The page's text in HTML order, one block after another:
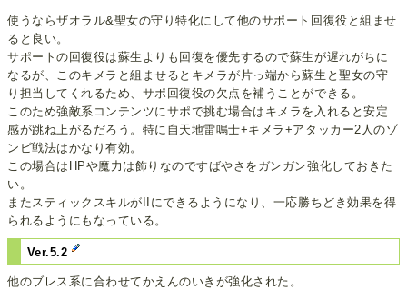
使うならザオラル&聖女の守り特化にして他のサポート回復役と組ませ
ると良い。
サポートの回復役は蘇生よりも回復を優先するので蘇生が遅れがちに
なるが、このキメラと組ませるとキメラが片っ端から蘇生と聖女の守
り担当してくれるため、サポ回復役の欠点を補うことができる。
このため強敵系コンテンツにサポで挑む場合はキメラを入れると安定
感が跳ね上がるだろう。特に自天地雷鳴士+キメラ+アタッカー2人のゾ
ンビ戦法はかなり有効。
この場合はHPや魔力は飾りなのですばやさをガンガン強化しておきた
い。
またスティックスキルがIIにできるようになり、一応勝ちどき効果を得
られるようにもなっている。
Ver.5.2
他のブレス系に合わせてかえんのいきが強化された。